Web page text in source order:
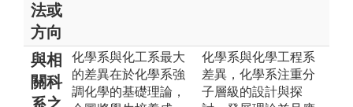
法或
方向
與相
關科
化學系與化工系最大
的差異在於化學系強
調化學的基礎理論，
化學系與化學工程系
差異，化學系注重分
子層級的設計與探